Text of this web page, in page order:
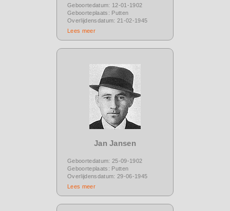
Geboortedatum: 12-01-1902
Geboorteplaats: Putten
Overlijdensdatum: 21-02-1945
Lees meer
Jan Jansen
Geboortedatum: 25-09-1902
Geboorteplaats: Putten
Overlijdensdatum: 29-06-1945
Lees meer